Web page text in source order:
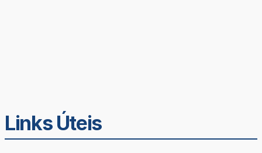
Links Úteis